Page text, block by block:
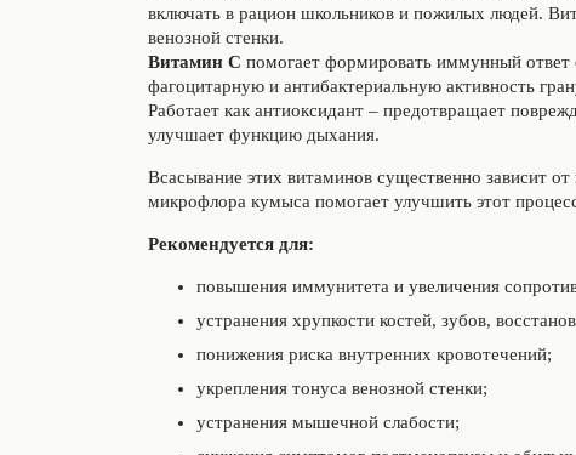
включать в рацион школьников и пожилых людей.
венозной стенки.
Витамин С помогает формировать иммунный ответ
фагоцитарную и антибактериальную активность
Работает как антиоксидант – предотвращает
улучшает функцию дыхания.
Всасывание этих витаминов существенно зависит
микрофлора кумыса помогает улучшить этот
Рекомендуется для:
повышения иммунитета и увеличения
устранения хрупкости костей, зубов,
понижения риска внутренних кровотечений;
укрепления тонуса венозной стенки;
устранения мышечной слабости;